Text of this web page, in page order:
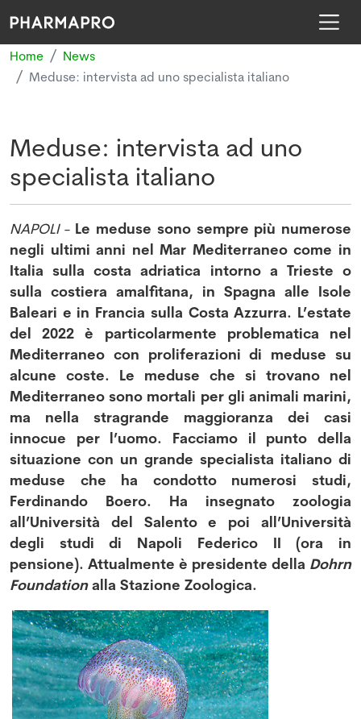
Home
News
Meduse: intervista ad uno specialista italiano
Meduse: intervista ad uno
specialista italiano
NAPOLI- Le meduse sono sempre più numerose
negli ultimi anni nel Mar Mediterraneo come in
Italia sulla costa adriatica intorno a Trieste o
sulla costiera amalfitana, in Spagna alle Isole
Baleari e in Francia sulla Costa Azzurra. L’estate
del 2022 è particolarmente problematica nel
Mediterraneo con proliferazioni di meduse su
alcune coste. Le meduse che si trovano nel
Mediterraneo sono mortali per gli animali marini,
ma nella stragrande maggioranza dei casi
innocue per l’uomo. Facciamo il punto della
situazione con un grande specialista italiano di
meduse che ha condotto numerosi studi,
Ferdinando Boero. Ha insegnato zoologia
all’Università del Salento e poi all’Università
degli studi di Napoli Federico II (ora in
pensione). Attualmente è presidente della Dohrn
Foundationalla Stazione Zoologica.